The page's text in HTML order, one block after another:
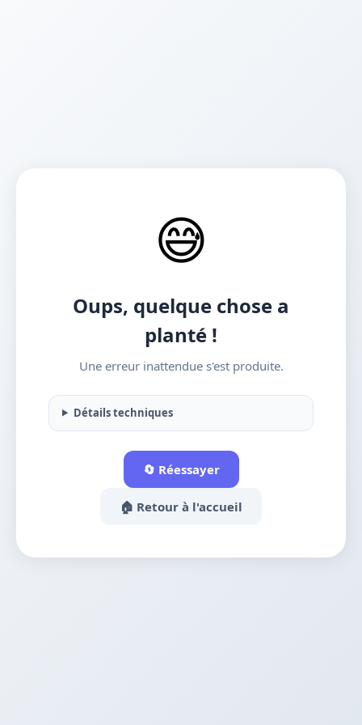
😅
Oups, quelque chose a
planté !
Une erreur inattendue s'est produite.
Détails techniques
🔄 Réessayer
🏠 Retour à l'accueil